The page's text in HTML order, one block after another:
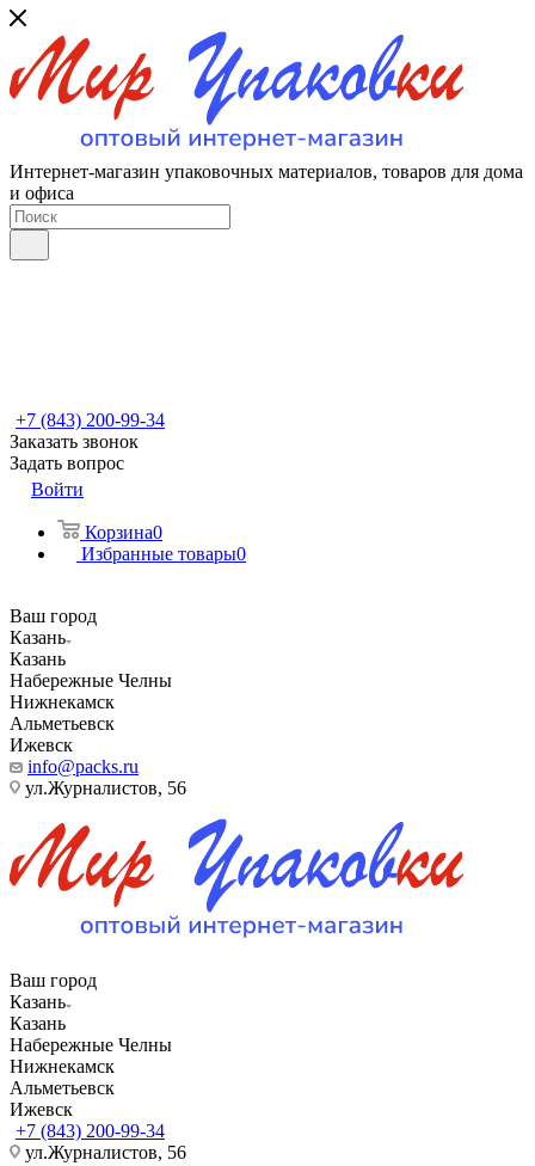
Интернет-магазин упаковочных материалов, товаров для дома
и офиса
+7 (843) 200-99-34
Заказать звонок
Задать вопрос
Войти
Корзина0
Избранные товары0
Ваш город
Казань
Казань
Набережные Челны
Нижнекамск
Альметьевск
Ижевск
info@packs.ru
ул.Журналистов, 56
Ваш город
Казань
Казань
Набережные Челны
Нижнекамск
Альметьевск
Ижевск
+7 (843) 200-99-34
ул.Журналистов, 56